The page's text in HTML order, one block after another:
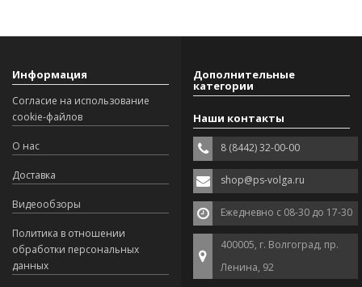
Информация
Согласие на использование
cookie-файлов
О нас
Доставка
Видеообзоры
Политика в отношении
обработки персональных
данных
Дополнительные
категории
Наши контакты
8 (8442) 32-00-00
shop@ps-volga.ru
Ежедневно с 08-30 до 17-30
400005, г. Волгоград, пр.
Ленина, 92